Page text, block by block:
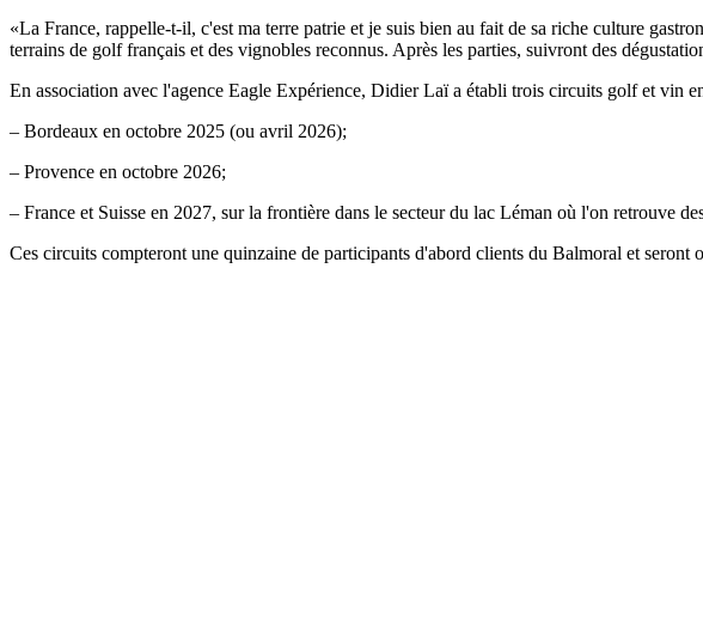
«La France, rappelle-t-il, c'est ma terre patrie et je suis bien au fait de sa riche culture
terrains de golf français et des vignobles reconnus. Après les parties, suivront des
En association avec l'agence Eagle Expérience, Didier Laï a établi trois circuits golf et vin
– Bordeaux en octobre 2025 (ou avril 2026);
– Provence en octobre 2026;
– France et Suisse en 2027, sur la frontière dans le secteur du lac Léman où l'on retrouve
Ces circuits compteront une quinzaine de participants d'abord clients du Balmoral et seront